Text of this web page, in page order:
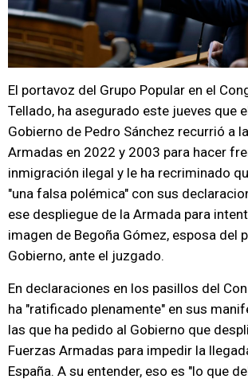
El portavoz del Grupo Popular en el
Tellado, ha asegurado este jueves que
Gobierno de Pedro Sánchez recurrió a
Armadas en 2022 y 2003 para hacer
inmigración ilegal y le ha recriminado
"una falsa polémica" con sus
ese despliegue de la Armada para
imagen de Begoña Gómez, esposa del
Gobierno, ante el juzgado.
En declaraciones en los pasillos del
ha "ratificado plenamente" en sus
las que ha pedido al Gobierno que
Fuerzas Armadas para impedir la
España. A su entender, eso es "lo que